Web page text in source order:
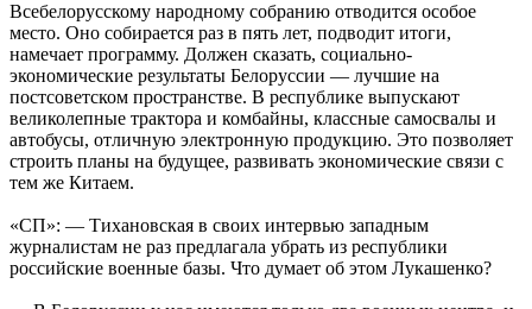
Всебелорусскому народному собранию отводится особое
место. Оно собирается раз в пять лет, подводит итоги,
намечает программу. Должен сказать, социально-
экономические результаты Белоруссии — лучшие на
постсоветском пространстве. В республике выпускают
великолепные трактора и комбайны, классные самосвалы и
автобусы, отличную электронную продукцию. Это позволяет
строить планы на будущее, развивать экономические связи с
тем же Китаем.
«СП»: — Тихановская в своих интервью западным
журналистам не раз предлагала убрать из республики
российские военные базы. Что думает об этом Лукашенко?